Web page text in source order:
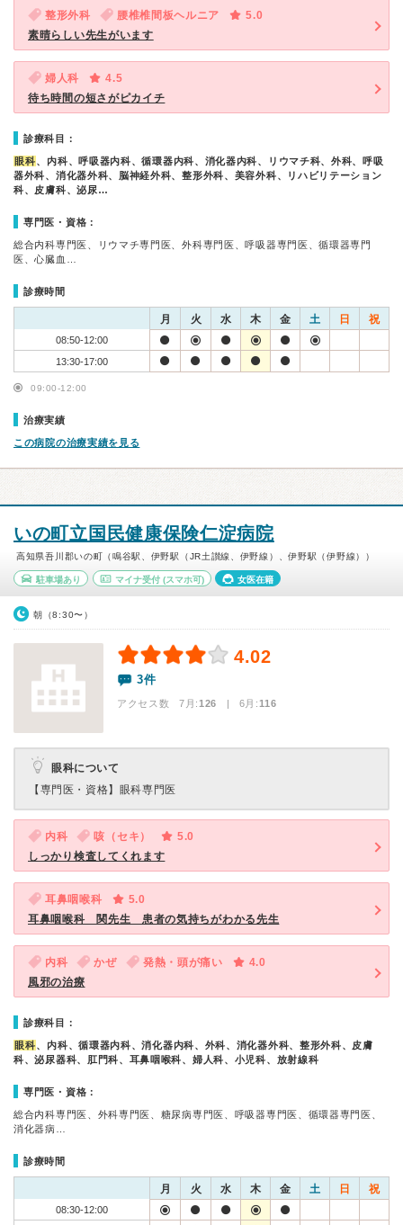
整形外科 腰椎椎間板ヘルニア
5.0
素晴らしい先生がいます
婦人科
4.5
待ち時間の短さがピカイチ
診療科目：
眼科、内科、呼吸器内科、循環器内科、消化器内科、リウマチ科、外科、呼吸
器外科、消化器外科、脳神経外科、整形外科、美容外科、リハビリテーション
科、皮膚科、泌尿…
専門医・資格：
総合内科専門医、リウマチ専門医、外科専門医、呼吸器専門医、循環器専門
医、心臓血…
診療時間
月 火 水 木 金 土 日 祝
08:50-12:00
13:30-17:00
09:00-12:00
治療実績
この病院の治療実績を見る
いの町立国民健康保険仁淀病院
高知県吾川郡いの町（鳴谷駅、伊野駅（JR土讃線、伊野線）、伊野駅（伊野線））
駐車場あり マイナ受付(スマホ可) 女医在籍
朝（8:30〜）
4.02
3件
アクセス数 7月:126 | 6月:116
眼科について
【専門医・資格】 眼科専門医
内科 咳（セキ）
5.0
しっかり検査してくれます
耳鼻咽喉科
5.0
耳鼻咽喉科 関先生 患者の気持ちがわかる先生
内科 かぜ 発熱・頭が痛い
4.0
風邪の治療
診療科目：
眼科、内科、循環器内科、消化器内科、外科、消化器外科、整形外科、皮膚
科、泌尿器科、肛門科、耳鼻咽喉科、婦人科、小児科、放射線科
専門医・資格：
総合内科専門医、外科専門医、糖尿病専門医、呼吸器専門医、循環器専門医、
消化器病…
診療時間
月 火 水 木 金 土 日 祝
08:30-12:00